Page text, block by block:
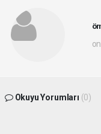
Okuyu Yorumları (0)